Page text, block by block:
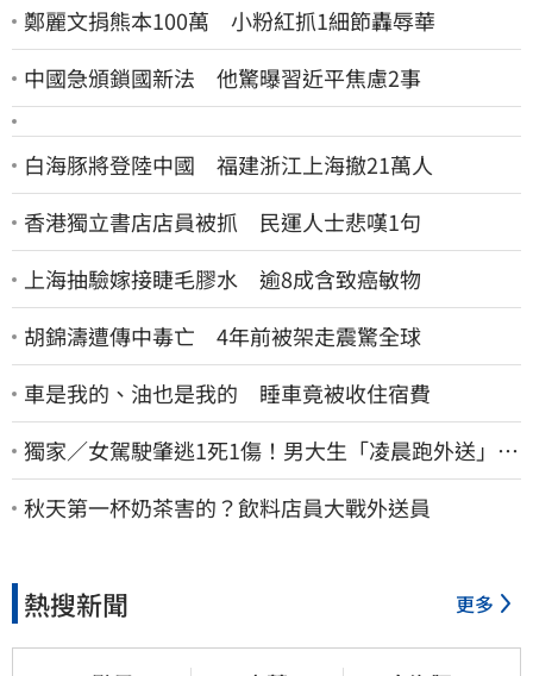
鄭麗文捐熊本100萬 小粉紅抓1細節轟辱華
中國急頒鎖國新法 他驚曝習近平焦慮2事
白海豚將登陸中國 福建浙江上海撤21萬人
香港獨立書店店員被抓 民運人士悲嘆1句
上海抽驗嫁接睫毛膠水 逾8成含致癌敏物
胡錦濤遭傳中毒亡 4年前被架走震驚全球
車是我的、油也是我的 睡車竟被收住宿費
獨家／女駕駛肇逃1死1傷！男大生「凌晨跑外送」挨
撞 媽淚：家快瓦解
秋天第一杯奶茶害的？飲料店員大戰外送員
熱搜新聞 更多